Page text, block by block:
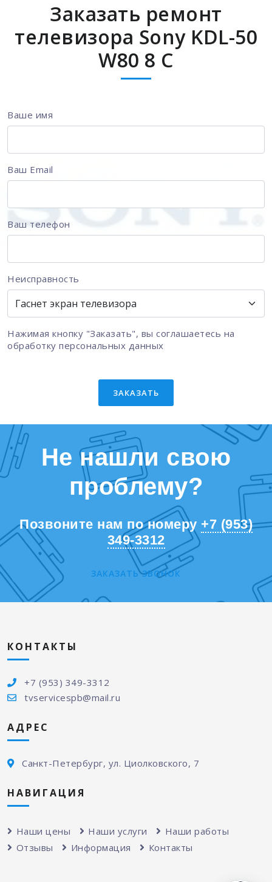
Заказать ремонт
телевизора Sony KDL-50
W80 8 C
Ваше имя
Ваш Email
Ваш телефон
Неисправность
Нажимая кнопку "Заказать", вы соглашаетесь на
обработку персональных данных
ЗАКАЗАТЬ
Не нашли свою
проблему?
Позвоните нам по номеру +7 (953)
349-3312
ЗАКАЗАТЬ ЗВОНОК
КОНТАКТЫ
+7 (953) 349-3312
tvservicespb@mail.ru
АДРЕС
Санкт-Петербург, ул. Циолковского, 7
НАВИГАЦИЯ
Наши цены Наши услуги
Наши работы
Отзывы
Информация Контакты